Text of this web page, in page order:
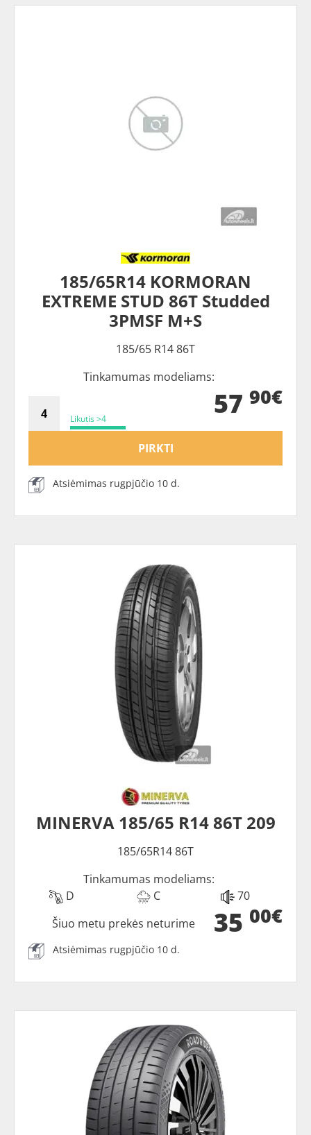
185/65R14 KORMORAN
EXTREME STUD 86T Studded
3PMSF M+S
185/65 R14 86T
Tinkamumas modeliams:
Likutis >4 57 90€
PIRKTI
Atsiėmimas rugpjūčio 10 d.
MINERVA 185/65 R14 86T 209
185/65R14 86T
Tinkamumas modeliams:
D
C 70
35 00€
Šiuo metu prekės neturime
Atsiėmimas rugpjūčio 10 d.